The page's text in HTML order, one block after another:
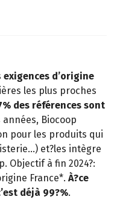
exigences d’origine
les plus proches
des références sont
Biocoop
pour les produits qui
et?les intègre
Objectif à fin 2024?:
France*. À?ce
déjà 99?%.